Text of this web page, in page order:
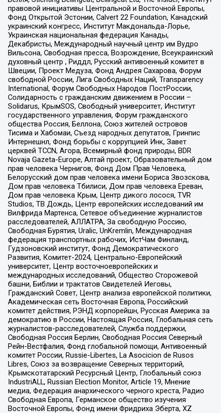
правовой инициативы Центральной и Восточной Европы,
Фонд Открытой Эстонии, Calvert 22 Foundation, Канадский
украинский конгресс, Институт Макдональда-Лорье,
Украинская национальная федерация Канады,
Декабристы, Международный научный центр им Вудро
Вильсона, Свободная пресса, Возрождение, Всеукраинский
духовный центр , Риддл, Русский антивоенный комитет в
Швеции, Проект Медуза, Фонд Андрея Сахарова, Форум
свободной России, Лига Свободных Наций, Transparеncy
International, Форум Свободных Народов ПостРоссии,
Солидарность с гражданским движением в России –
Solidarus, КрымSOS, Свободный университет, Институт
государственного управления, Форум гражданского
общества Россия, Беллона, Союз жителей островов
Тисима и Хабомаи, Съезд народных депутатов, Гринпис
Интернешнл, Фонд борьбы с коррупцией Инк, Завет
церквей TCCN, Агора, Всемирный фонд природы, BDR
Novaja Gazeta-Europe, Алтай проект, Образовательный дом
прав человека Чернигов, Фонд Дом Прав Человека,
Белорусский дом прав человека имени Бориса Звозскова,
Дом прав человека Тбилиси, Дом прав человека Ереван,
Дом прав человека Крым, Центр дикого лосося, TVR
Studios, ТВ Дождь, Центр европейских исследований им
Вилфрида Мартенса, Сетевое объединение журналистов
расследователей, АЛЛАТРА, За свободную Россию,
Свободная Бурятия, Uralic, UnKremlin, Международная
федерация транспортных рабочих, ИстЧам Финланд,
Гудзоновский институт, Фонд Демократического
Развития, Комитет-2024, Центрально-Европейский
университет, Центр восточноевропейских и
международных исследований, Общество Сторожевой
башни, Библии и трактатов Свидетелей Иеговы,
Гражданский Совет, Центр анализа европейской политики,
Академическая сеть Восточная Европа, Российский
комитет действия, РЭНД корпорейшн, Русская Америка за
демократию в России, Настоящая Россия, Глобальная сеть
журналистов-расследователей, Служба поддержки,
Свободная Россия Берлин, Свободная Россия Северный
Рейн-Вестфалия, Фонд глобальной помощи, Антивоенный
комитет России, Russie-Libertes, La Asocicion de Rusos
Libres, Союз за возвращение Северных территорий,
Крымскотатарский Ресурсный Центр, Глобальный союз
IndustriALL, Russian Election Monitor, Article 19, Мнение
медиа, Федерация анархического черного креста, Радио
Свободная Европа, Германское общество изучения
Восточной Европы, Фонд имени Фридриха Эберта, XZ